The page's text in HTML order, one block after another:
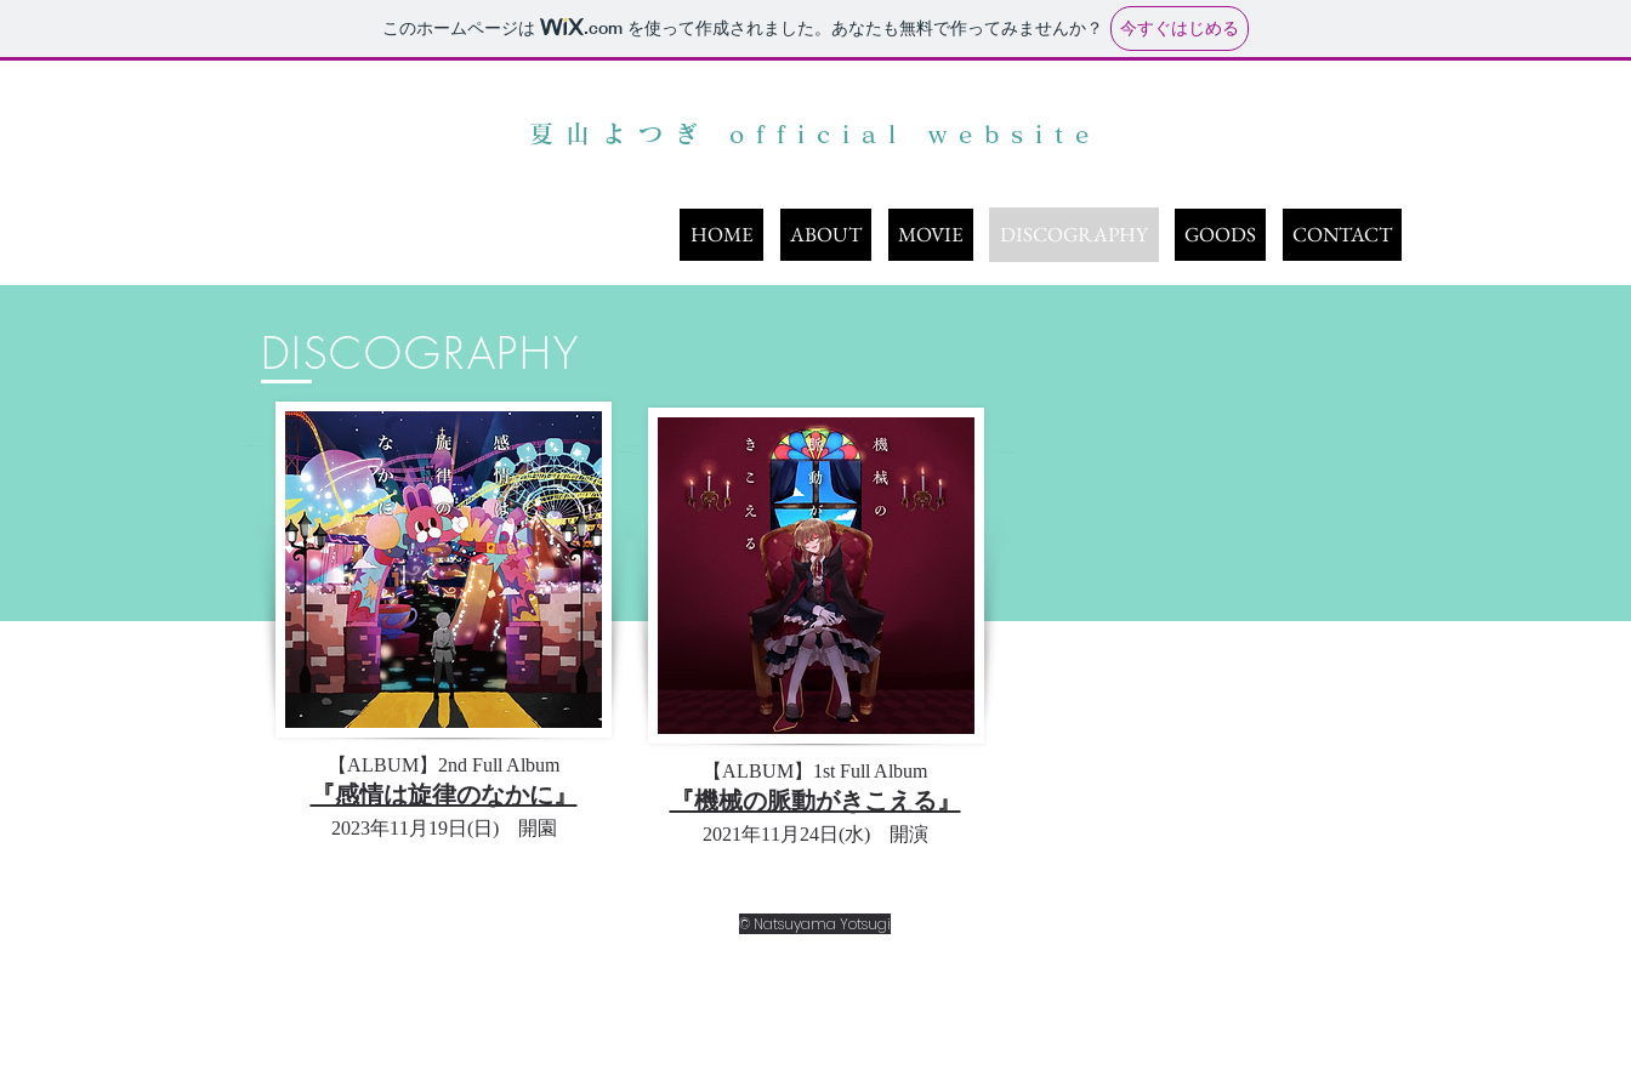
このホームページは .com を使って作成されました。あなたも無料で作ってみませんか？ 今すぐはじめる
HOME ABOUT MOVIE DISCOGRAPHY GOODS CONTACT
DISCOGRAPHY
【ALBUM】2nd Full Album
『感情は旋律のなかに』
​2023年11月19日(日) 開園
【ALBUM】1st Full Album
『機械の脈動がきこえる』
​2021年11月24日(水) 開演
夏山よつぎ official website
© Natsuyama Yotsugi